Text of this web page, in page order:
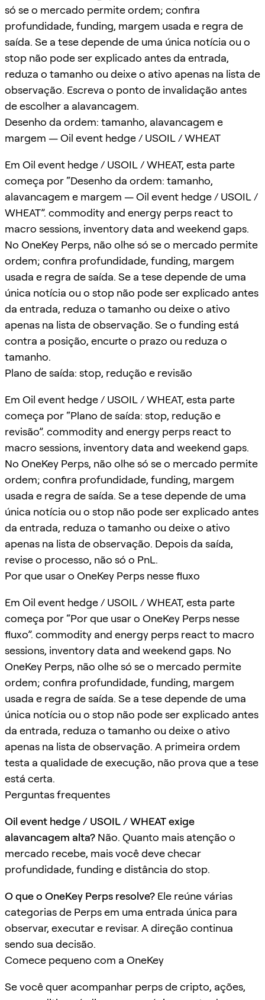
só se o mercado permite ordem; confira
profundidade, funding, margem usada e regra de
saída. Se a tese depende de uma única notícia ou o
stop não pode ser explicado antes da entrada,
reduza o tamanho ou deixe o ativo apenas na lista de
observação. Escreva o ponto de invalidação antes
de escolher a alavancagem.
Desenho da ordem: tamanho, alavancagem e
margem — Oil event hedge / USOIL / WHEAT
Em Oil event hedge / USOIL / WHEAT, esta parte
começa por “Desenho da ordem: tamanho,
alavancagem e margem — Oil event hedge / USOIL /
WHEAT”. commodity and energy perps react to
macro sessions, inventory data and weekend gaps.
No OneKey Perps, não olhe só se o mercado permite
ordem; confira profundidade, funding, margem
usada e regra de saída. Se a tese depende de uma
única notícia ou o stop não pode ser explicado antes
da entrada, reduza o tamanho ou deixe o ativo
apenas na lista de observação. Se o funding está
contra a posição, encurte o prazo ou reduza o
tamanho.
Plano de saída: stop, redução e revisão
Em Oil event hedge / USOIL / WHEAT, esta parte
começa por “Plano de saída: stop, redução e
revisão”. commodity and energy perps react to
macro sessions, inventory data and weekend gaps.
No OneKey Perps, não olhe só se o mercado permite
ordem; confira profundidade, funding, margem
usada e regra de saída. Se a tese depende de uma
única notícia ou o stop não pode ser explicado antes
da entrada, reduza o tamanho ou deixe o ativo
apenas na lista de observação. Depois da saída,
revise o processo, não só o PnL.
Por que usar o OneKey Perps nesse fluxo
Em Oil event hedge / USOIL / WHEAT, esta parte
começa por “Por que usar o OneKey Perps nesse
fluxo”. commodity and energy perps react to macro
sessions, inventory data and weekend gaps. No
OneKey Perps, não olhe só se o mercado permite
ordem; confira profundidade, funding, margem
usada e regra de saída. Se a tese depende de uma
única notícia ou o stop não pode ser explicado antes
da entrada, reduza o tamanho ou deixe o ativo
apenas na lista de observação. A primeira ordem
testa a qualidade de execução, não prova que a tese
está certa.
Perguntas frequentes
Oil event hedge / USOIL / WHEAT exige
alavancagem alta? Não. Quanto mais atenção o
mercado recebe, mais você deve checar
profundidade, funding e distância do stop.
O que o OneKey Perps resolve? Ele reúne várias
categorias de Perps em uma entrada única para
observar, executar e revisar. A direção continua
sendo sua decisão.
Comece pequeno com a OneKey
Se você quer acompanhar perps de cripto, ações,